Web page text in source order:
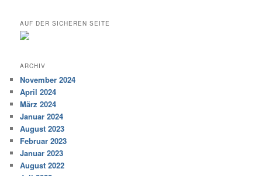
AUF DER SICHEREN SEITE
ARCHIV
November 2024
April 2024
März 2024
Januar 2024
August 2023
Februar 2023
Januar 2023
August 2022